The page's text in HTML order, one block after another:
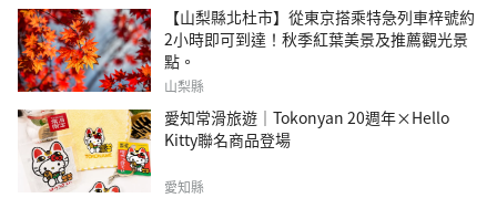
【山梨縣北杜市】從東京搭乘特急列車梓號約
2小時即可到達！秋季紅葉美景及推薦觀光景
點。
山梨縣
愛知常滑旅遊｜Tokonyan 20週年×Hello
Kitty聯名商品登場
愛知縣